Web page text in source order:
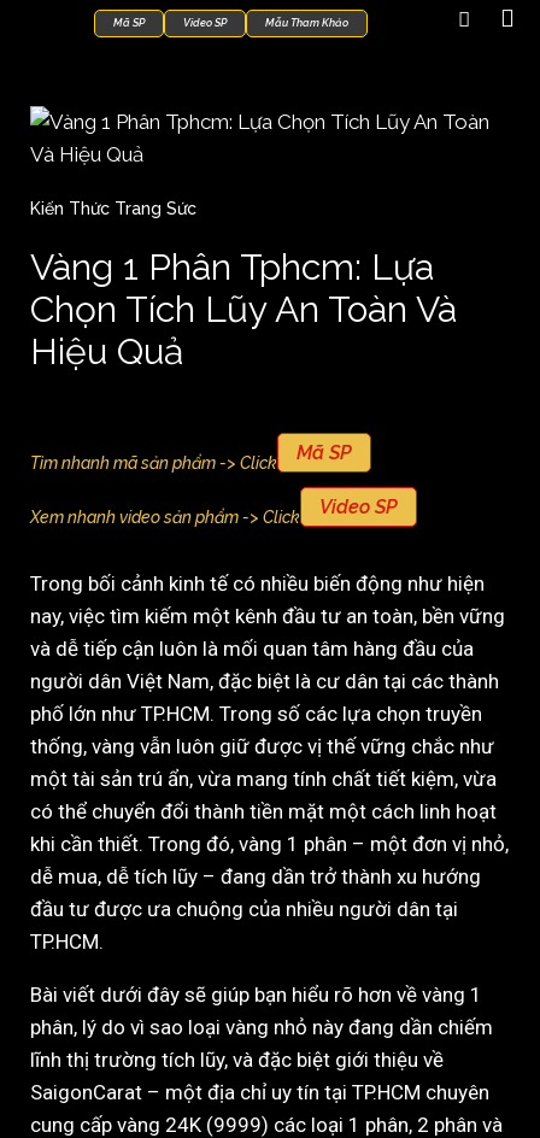
Mã SP Video SP Mẫu Tham Khảo
Kiến Thức Trang Sức
Vàng 1 Phân Tphcm: Lựa
Chọn Tích Lũy An Toàn Và
Hiệu Quả
Tìm nhanh mã sản phẩm -> Click Mã SP
Xem nhanh video sản phẩm -> Click Video SP
Trong bối cảnh kinh tế có nhiều biến động như hiện
nay, việc tìm kiếm một kênh đầu tư an toàn, bền vững
và dễ tiếp cận luôn là mối quan tâm hàng đầu của
người dân Việt Nam, đặc biệt là cư dân tại các thành
phố lớn như TP.HCM. Trong số các lựa chọn truyền
thống, vàng vẫn luôn giữ được vị thế vững chắc như
một tài sản trú ẩn, vừa mang tính chất tiết kiệm, vừa
có thể chuyển đổi thành tiền mặt một cách linh hoạt
khi cần thiết. Trong đó, vàng 1 phân – một đơn vị nhỏ,
dễ mua, dễ tích lũy – đang dần trở thành xu hướng
đầu tư được ưa chuộng của nhiều người dân tại
TP.HCM.
Bài viết dưới đây sẽ giúp bạn hiểu rõ hơn về vàng 1
phân, lý do vì sao loại vàng nhỏ này đang dần chiếm
lĩnh thị trường tích lũy, và đặc biệt giới thiệu về
SaigonCarat – một địa chỉ uy tín tại TP.HCM chuyên
cung cấp vàng 24K (9999) các loại 1 phân, 2 phân và